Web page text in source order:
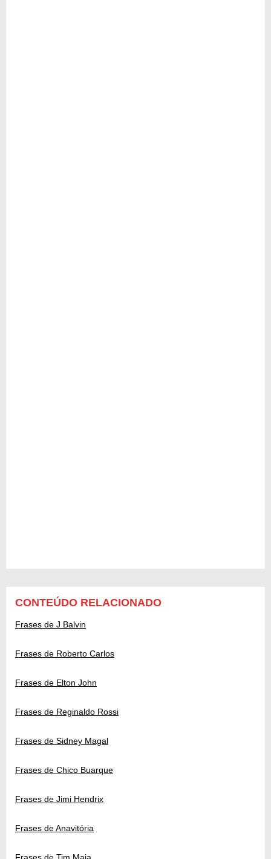
CONTEÚDO RELACIONADO
Frases de J Balvin
Frases de Roberto Carlos
Frases de Elton John
Frases de Reginaldo Rossi
Frases de Sidney Magal
Frases de Chico Buarque
Frases de Jimi Hendrix
Frases de Anavitória